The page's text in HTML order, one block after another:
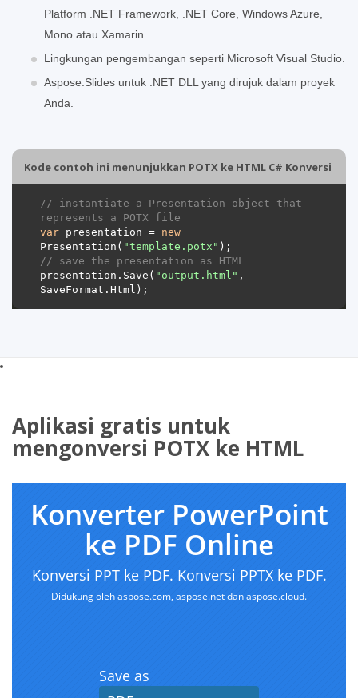
Platform .NET Framework, .NET Core, Windows Azure,
Mono atau Xamarin.
Lingkungan pengembangan seperti Microsoft Visual Studio.
Aspose.Slides untuk .NET DLL yang dirujuk dalam proyek
Anda.
Kode contoh ini menunjukkan POTX ke HTML C# Konversi
// instantiate a Presentation object that
represents a POTX file
var presentation = new
Presentation( "template.potx"
// save the presentation as HTML
presentation.Save( "output.html" ,
Aplikasi gratis untuk
mengonversi POTX ke HTML